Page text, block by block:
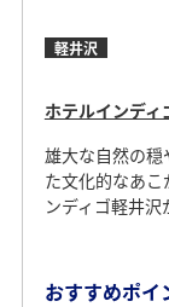
軽井沢
ホテルインデ
雄大な自然の
た文化的なあ
ンディゴ軽井沢
おすすめポイ